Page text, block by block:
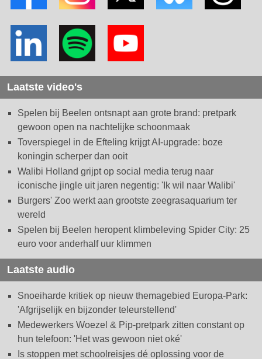
Laatste video's
Spelen bij Beelen ontsnapt aan grote brand: pretpark
gewoon open na nachtelijke schoonmaak
Toverspiegel in de Efteling krijgt AI-upgrade: boze
koningin scherper dan ooit
Walibi Holland grijpt op social media terug naar
iconische jingle uit jaren negentig: 'Ik wil naar Walibi'
Burgers' Zoo werkt aan grootste zeegrasaquarium ter
wereld
Spelen bij Beelen heropent klimbeleving Spider City: 25
euro voor anderhalf uur klimmen
Laatste audio
Snoeiharde kritiek op nieuw themagebied Europa-Park:
'Afgrijselijk en bijzonder teleurstellend'
Medewerkers Woezel & Pip-pretpark zitten constant op
hun telefoon: 'Het was gewoon niet oké'
Is stoppen met schoolreisjes dé oplossing voor de